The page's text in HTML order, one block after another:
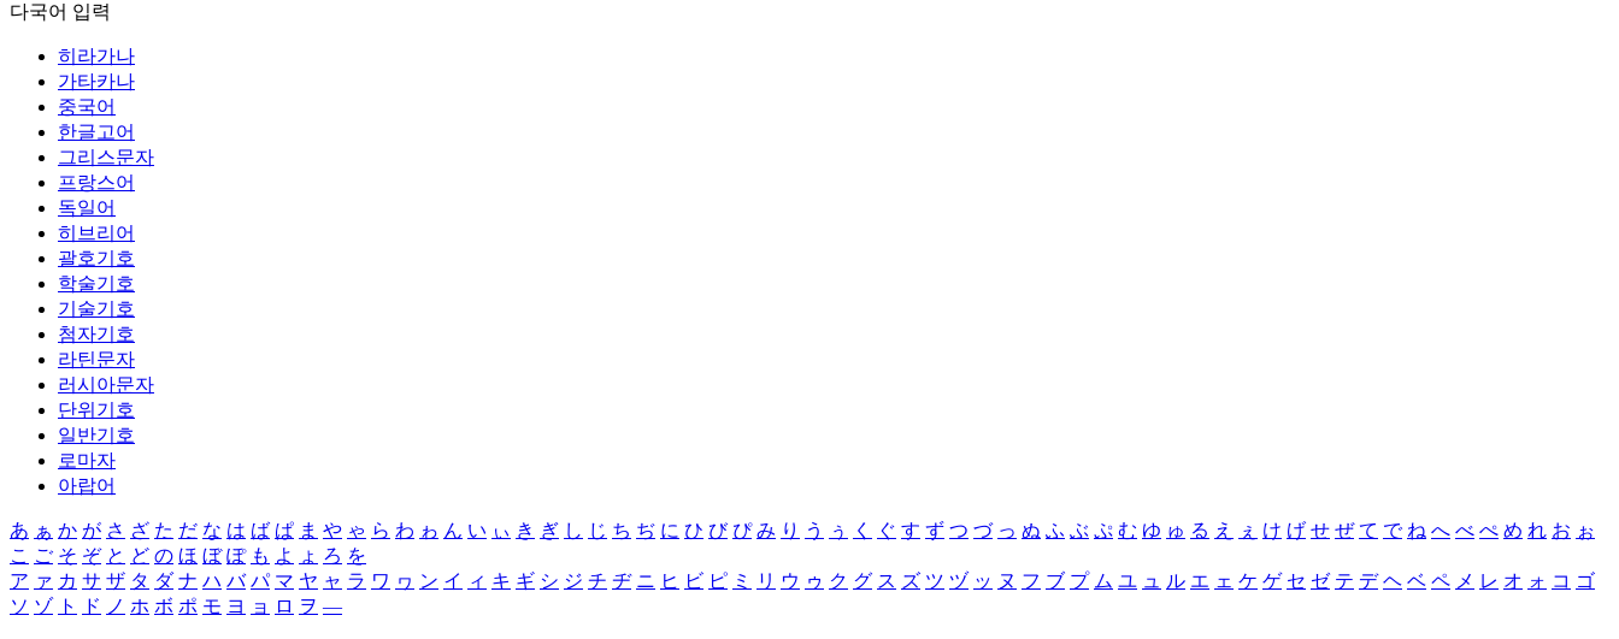
다국어 입력
히라가나
가타카나
중국어
한글고어
그리스문자
프랑스어
독일어
히브리어
괄호기호
학술기호
기술기호
첨자기호
라틴문자
러시아문자
단위기호
일반기호
로마자
아랍어
あ ぁ か が さ ざ た だ な は ば ぱ ま や ゃ ら わ ゎ ん い ぃ き ぎ し じ ち ぢ に ひ び ぴ み り う ぅ く ぐ す ず つ づ っ ぬ ふ ぶ ぷ む ゆ ゅ る え ぇ け げ せ ぜ て で ね へ べ ぺ め れ お ぉ
こ ご そ ぞ と ど の ほ ぼ ぽ も よ ょ ろ を
ア ァ カ サ ザ タ ダ ナ ハ バ パ マ ヤ ャ ラ ワ ヮ ン イ ィ キ ギ シ ジ チ ヂ ニ ヒ ビ ピ ミ リ ウ ゥ ク グ ス ズ ツ ヅ ッ ヌ フ ブ プ ム ユ ュ ル エ ェ ケ ゲ セ ゼ テ デ ヘ ベ ペ メ レ オ ォ コ ゴ
ソ ゾ ト ド ノ ホ ボ ポ モ ヨ ョ ロ ヲ ―